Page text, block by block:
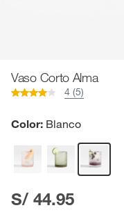
Vaso Corto Alma
4 (5)
Color: Blanco
S/ 44.95